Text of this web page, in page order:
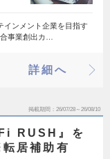
インメント企業を目指す
事業創出カ…
詳細へ
掲載期間 26/07/28～26/08/10
RUSH』を
居補助有